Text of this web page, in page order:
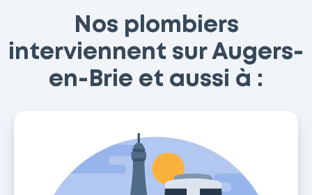
Nos plombiers
interviennent sur Augers-
en-Brie et aussi à :